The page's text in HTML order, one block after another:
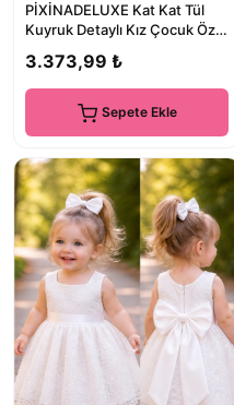
PİXİNADELUXE Kat Kat Tül
Kuyruk Detaylı Kız Çocuk Özel
3.373,99 ₺
Sepete Ekle